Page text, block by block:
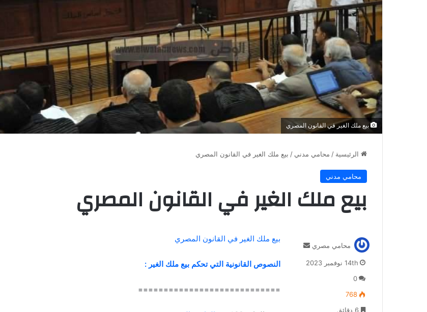
بيع ملك الغير في القانون المصري
الرئيسية / محامي مدني / بيع ملك الغير في القانون المصري
محامي مدني
بيع ملك الغير في القانون المصري
بيع ملك الغير في القانون المصري
النصوص القانونية التي تحكم بيع ملك الغير :
============================
محامي مصري
أرسل
14th نوفمبر 2023
0
768